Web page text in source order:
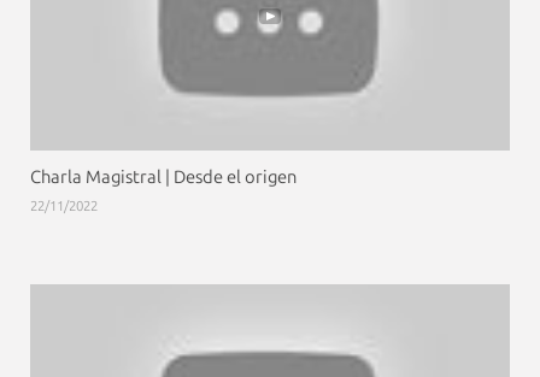
Charla Magistral | Desde el origen
22/11/2022